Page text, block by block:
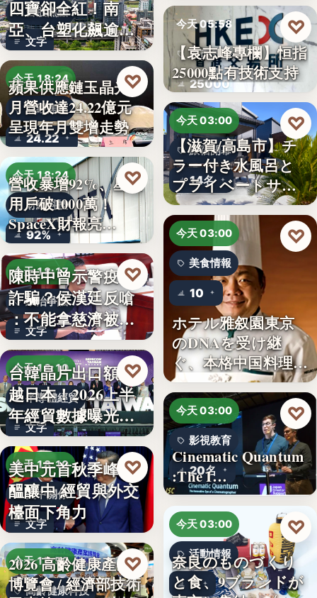
台股焦點
文字
四寶卻全紅！南
亞、台塑化飆逾
5%，背…
今天 18:24
財經焦點
24.22
蘋果供應鏈玉晶光7
月營收達24.22億元
呈現年月雙增走勢
♡
今天 18:24
財經科技
92%
營收暴增92%、星鏈
用戶破1000萬！
SpaceX財報亮…
♡
今天 18:17
政治爭議
文字
陳時中曾示警疫苗
詐騙？侯漢廷反嗆
：不能拿慈濟被詐
來洗白「…
♡
今天 18:10
半導體經貿
文字
台韓晶片出口額超
越日本！2026上半
年經貿數據曝光：
台積…
♡
今天 18:10
美中關係
文字
美中元首秋季峰會
醞釀中 經貿與外交
檯面下角力
♡
今天 17:59
高齡健康科技
2026 高齡健康產業
博覽會 / 經濟部技術
♡
今天 05:58
股市分析
25000
【袁志峰專欄】恒指
25000點有技術支持
♡
今天 03:00
旅宿開幕
14名
【滋賀/高島市】チ
ラー付き水風呂と
プライベートサウ
ナを楽…
♡
今天 03:00
美食情報
10
ホテル雅叙園東京
のDNAを受け継
ぐ、本格中国料理店
「万福…
♡
今天 03:00
影視教育
20名
Cinematic Quantum
:The I…
♡
今天 03:00
活動情報
9
奈良のものづくり
と食、9ブランドが
♡